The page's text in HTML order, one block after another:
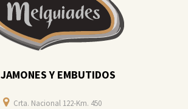
JAMONES Y EMBUTIDOS
Crta. Nacional 122-Km. 450